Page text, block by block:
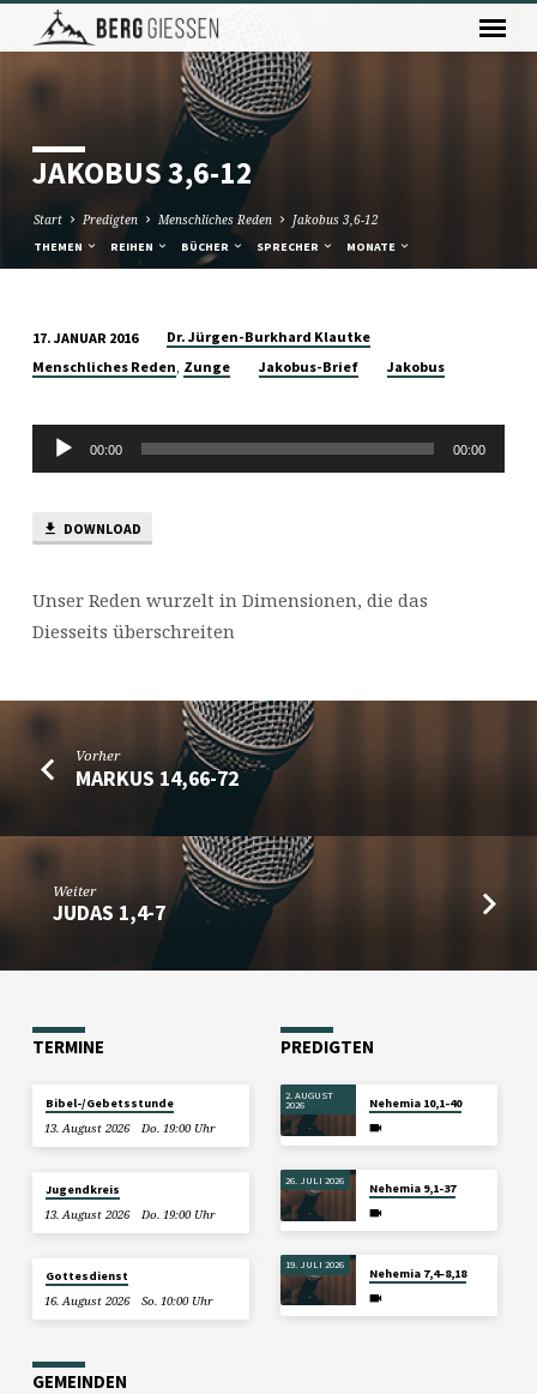
JAKOBUS 3,6-12
Start Predigten Menschliches Reden Jakobus 3,6-12
THEMEN REIHEN BÜCHER SPRECHER MONATE
JAKOBUS
12
17. JANUAR 2016
Dr. Jürgen-Burkhard Klautke
Menschliches Reden, Zunge Jakobus-Brief Jakobus
Audio-
Player
00:00 00:00
DOWNLOAD
Unser Reden wurzelt in Dimensionen, die das
Diesseits überschreiten
Vorher
MARKUS 14,66-72
Weiter
JUDAS 1,4-7
TERMINE
Bibel-/Gebetsstunde
13. August 2026
Do. 19:00 Uhr
Jugendkreis
13. August 2026
Do. 19:00 Uhr
Gottesdienst
16. August 2026
So. 10:00 Uhr
PREDIGTEN
2. AUGUST
2026 Nehemia 10,1-40
26. JULI 2026
Nehemia 9,1-37
19. JULI 2026
Nehemia 7,4–8,18
GEMEINDEN